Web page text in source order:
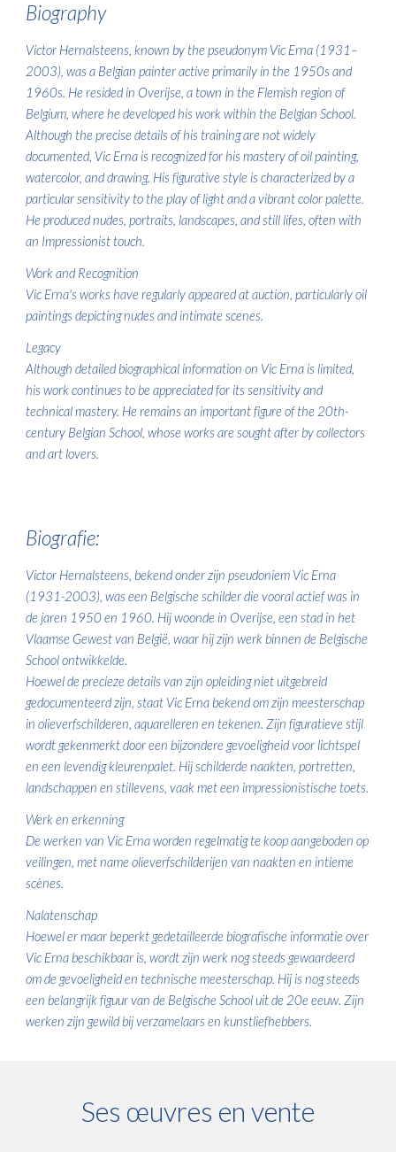
Biography
Victor Hernalsteens, known by the pseudonym Vic Erna (1931–
2003), was a Belgian painter active primarily in the 1950s and
1960s. He resided in Overijse, a town in the Flemish region of
Belgium, where he developed his work within the Belgian School.
Although the precise details of his training are not widely
documented, Vic Erna is recognized for his mastery of oil painting,
watercolor, and drawing. His figurative style is characterized by a
particular sensitivity to the play of light and a vibrant color palette.
He produced nudes, portraits, landscapes, and still lifes, often with
an Impressionist touch.
Work and Recognition
Vic Erna's works have regularly appeared at auction, particularly oil
paintings depicting nudes and intimate scenes.
Legacy
Although detailed biographical information on Vic Erna is limited,
his work continues to be appreciated for its sensitivity and
technical mastery. He remains an important figure of the 20th-
century Belgian School, whose works are sought after by collectors
and art lovers.
Biografie:
Victor Hernalsteens, bekend onder zijn pseudoniem Vic Erna
(1931-2003), was een Belgische schilder die vooral actief was in
de jaren 1950 en 1960. Hij woonde in Overijse, een stad in het
Vlaamse Gewest van België, waar hij zijn werk binnen de Belgische
School ontwikkelde.
Hoewel de precieze details van zijn opleiding niet uitgebreid
gedocumenteerd zijn, staat Vic Erna bekend om zijn meesterschap
in olieverfschilderen, aquarelleren en tekenen. Zijn figuratieve stijl
wordt gekenmerkt door een bijzondere gevoeligheid voor lichtspel
en een levendig kleurenpalet. Hij schilderde naakten, portretten,
landschappen en stillevens, vaak met een impressionistische toets.
Werk en erkenning
De werken van Vic Erna worden regelmatig te koop aangeboden op
veilingen, met name olieverfschilderijen van naakten en intieme
scènes.
Nalatenschap
Hoewel er maar beperkt gedetailleerde biografische informatie over
Vic Erna beschikbaar is, wordt zijn werk nog steeds gewaardeerd
om de gevoeligheid en technische meesterschap. Hij is nog steeds
een belangrijk figuur van de Belgische School uit de 20e eeuw. Zijn
werken zijn gewild bij verzamelaars en kunstliefhebbers.
Ses œuvres en vente